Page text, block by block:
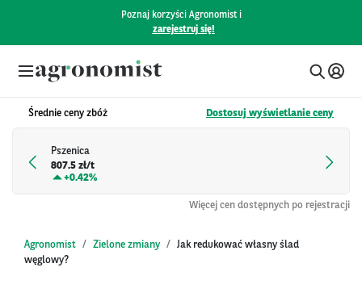
Poznaj korzyści Agronomist i
zarejestruj się!
Średnie ceny zbóż Dostosuj wyświetlanie ceny
Pszenica
807.5 zł/t
+0.42%
Więcej cen dostępnych po rejestracji
Agronomist Zielone zmiany
Jak redukować własny ślad
węglowy?